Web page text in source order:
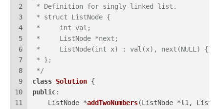
2
3
4
5
6
7
8
9
10
11
* Definition for singly-linked list.
* struct ListNode {
*     int val;
*     ListNode *next;
*     ListNode(int x) : val(x), next(NULL) {}
* };
*/
class Solution {
public:
ListNode *addTwoNumbers(ListNode *l1,